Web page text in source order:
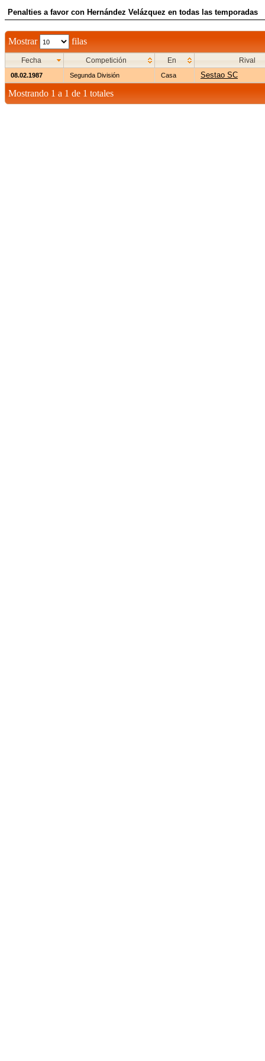
Penalties a favor con Hernández Velázquez en todas las temporadas
Mostrar filas
Fecha Competición En Rival
08.02.1987 Segunda División Casa Sestao SC
Mostrando 1 a 1 de 1 totales